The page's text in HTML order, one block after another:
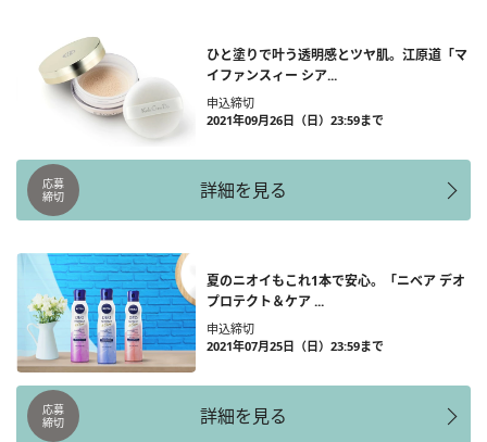
ひと塗りで叶う透明感とツヤ肌。江原道「マ
イファンスィー シア...
申込締切
2021年09月26日（日）23:59まで
詳細を見る
応募
締切
夏のニオイもこれ1本で安心。「ニベア デオ
プロテクト＆ケア ...
申込締切
2021年07月25日（日）23:59まで
詳細を見る
応募
締切